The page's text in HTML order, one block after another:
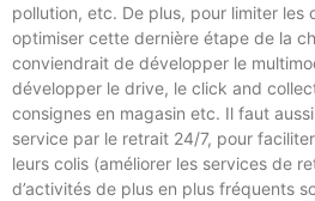
pollution, etc. De plus, pour limiter les
optimiser cette dernière étape de la
conviendrait de développer le
développer le drive, le click and
consignes en magasin etc. Il faut
service par le retrait 24/7, pour
leurs colis (améliorer les services de
d’activités de plus en plus fréquents